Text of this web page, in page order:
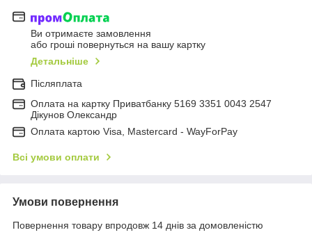
Ви отримаєте замовлення
або гроші повернуться на вашу картку
Детальніше
Післяплата
Оплата на картку Приватбанку 5169 3351 0043 2547
Дікунов Олександр
Оплата картою Visa, Mastercard - WayForPay
Всі умови оплати
Умови повернення
Повернення товару впродовж 14 днів за домовленістю